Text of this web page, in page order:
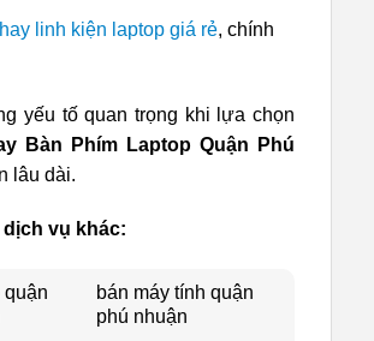
linh kiện laptop giá rẻ, chính
yếu tố quan trọng khi lựa chọn
Bàn Phím Laptop Quận Phú
lâu dài.
vụ khác:
bán máy tính quận
phú nhuận